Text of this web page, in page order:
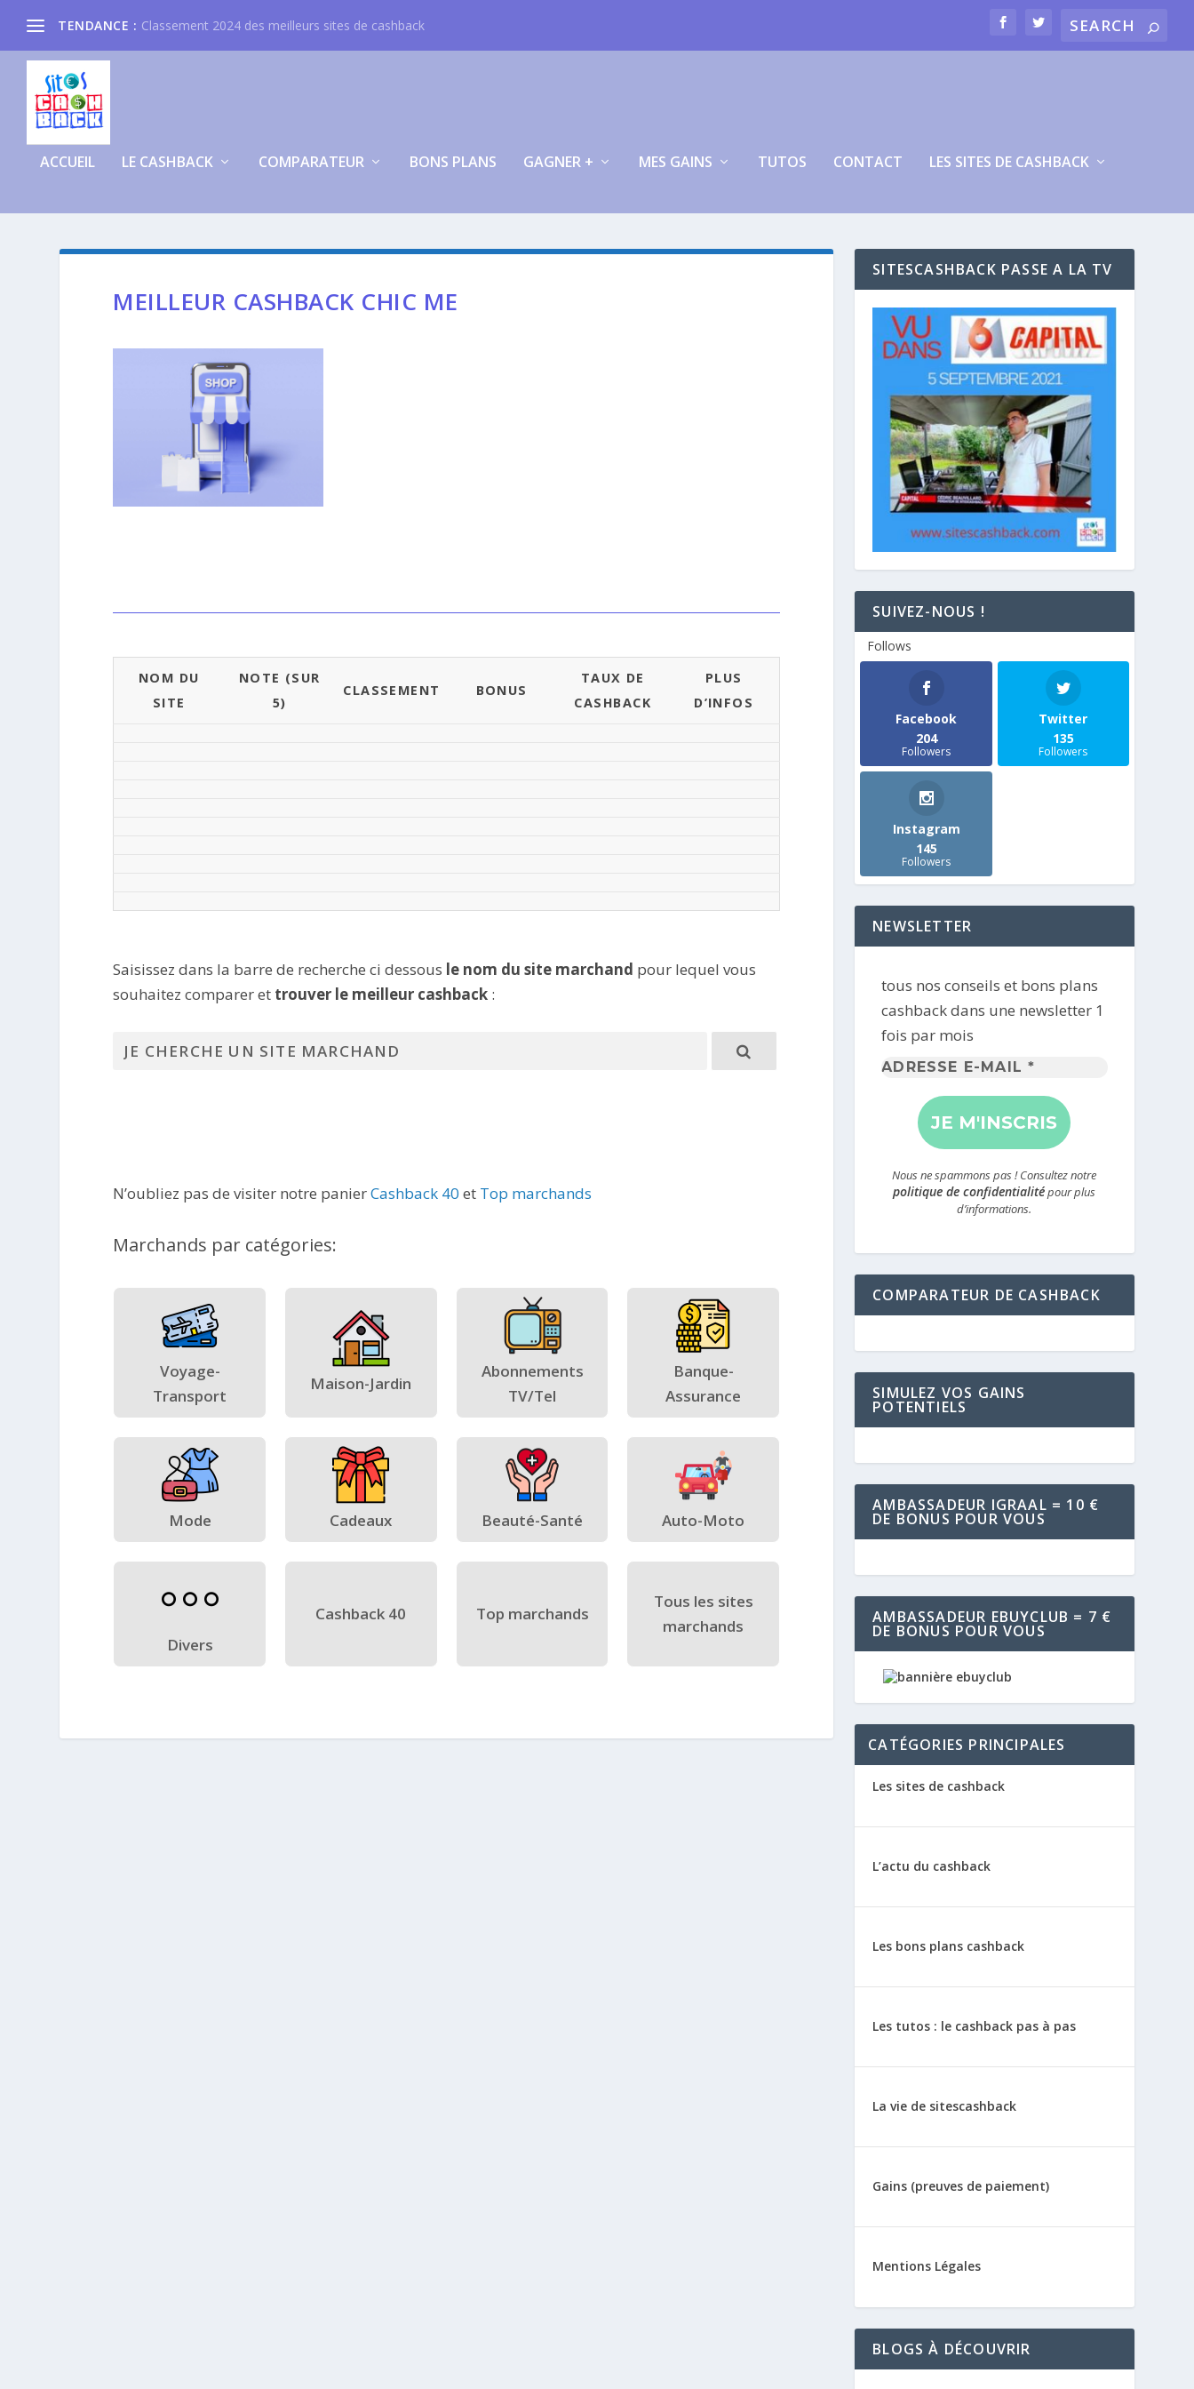
TENDANCE : Classement 2024 des meilleurs sites de cashback
ACCUEIL LE CASHBACK COMPARATEUR BONS PLANS GAGNER + MES GAINS TUTOS CONTACT LES SITES DE CASHBACK
MEILLEUR CASHBACK CHIC ME
NOM DU
SITE
NOTE (SUR
5)
CLASSEMENT BONUS
TAUX DE
CASHBACK
PLUS
D’INFOS
Saisissez dans la barre de recherche ci dessous le nom du site marchand pour lequel vous
souhaitez comparer et trouver le meilleur cashback :
N’oubliez pas de visiter notre panierCashback 40 et Top marchands
Marchands par catégories:
Voyage-
Transport
Maison-Jardin
Abonnements
TV/Tel
Banque-
Assurance
Mode Cadeaux Beauté-Santé Auto-Moto
Divers
Cashback 40 Top marchands
Tous les sites
marchands
SITESCASHBACK PASSE A LA TV
SUIVEZ-NOUS !
Follows
Facebook
204
Followers
Twitter
135
Followers
Instagram
145
Followers
NEWSLETTER
tous nos conseils et bons plans
cashback dans une newsletter 1
fois par mois
Adresse
mail
*
Nous ne spammons pas ! Consultez notre
politique de confidentialitépour plus
d’informations.
COMPARATEUR DE CASHBACK
SIMULEZ VOS GAINS
POTENTIELS
AMBASSADEUR IGRAAL = 10 €
DE BONUS POUR VOUS
AMBASSADEUR EBUYCLUB = 7 €
DE BONUS POUR VOUS
CATÉGORIES PRINCIPALES
Les sites de cashback
L’actu du cashback
Les bons plans cashback
Les tutos : le cashback pas à pas
La vie de sitescashback
Gains (preuves de paiement)
Mentions Légales
BLOGS À DÉCOUVRIR